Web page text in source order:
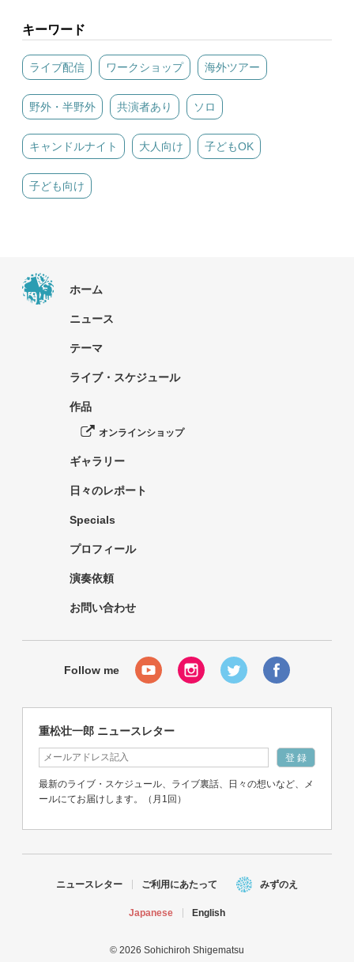
キーワード
ライブ配信 ワークショップ 海外ツアー
野外・半野外 共演者あり ソロ
キャンドルナイト 大人向け 子どもOK
子ども向け
ホーム
ニュース
テーマ
ライブ・スケジュール
作品
オンラインショップ
ギャラリー
日々のレポート
Specials
プロフィール
演奏依頼
お問い合わせ
重松壮一郎 ニュースレター
最新のライブ・スケジュール、ライブ裏話、日々の想いなど、メ
ールにてお届けします。（月1回）
ニュースレター ご利用にあたって みずのえ
Japanese English
© 2026 Sohichiroh Shigematsu